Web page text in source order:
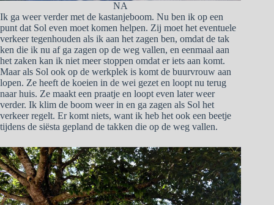
NA
Ik ga weer verder met de kastanjeboom. Nu ben ik op een
punt dat Sol even moet komen helpen. Zij moet het eventuele
verkeer tegenhouden als ik aan het zagen ben, omdat de tak
ken die ik nu af ga zagen op de weg vallen, en eenmaal aan
het zaken kan ik niet meer stoppen omdat er iets aan komt.
Maar als Sol ook op de werkplek is komt de buurvrouw aan
lopen. Ze heeft de koeien in de wei gezet en loopt nu terug
naar huis. Ze maakt een praatje en loopt even later weer
verder. Ik klim de boom weer in en ga zagen als Sol het
verkeer regelt. Er komt niets, want ik heb het ook een beetje
tijdens de siësta gepland de takken die op de weg vallen.